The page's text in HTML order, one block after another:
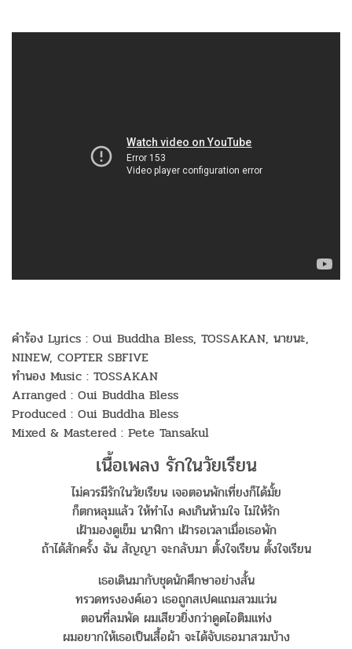
คำร้อง Lyrics : Oui Buddha Bless, TOSSAKAN, นายนะ,
NINEW, COPTER SBFIVE
ทำนอง Music : TOSSAKAN
Arranged : Oui Buddha Bless
Produced : Oui Buddha Bless
Mixed & Mastered : Pete Tansakul
เนื้อเพลง รักในวัยเรียน
ไม่ควรมีรักในวัยเรียน เจอตอนพักเที่ยงก็ได้มั้ย
ก็ตกหลุมแล้ว ให้ทำไง คงเกินห้ามใจ ไม่ให้รัก
เฝ้ามองดูเข็ม นาฬิกา เฝ้ารอเวลาเมื่อเธอพัก
ถ้าได้สักครั้ง ฉัน สัญญา จะกลับมา ตั้งใจเรียน ตั้งใจเรียน
เธอเดินมากับชุดนักศึกษาอย่างสั้น
ทรวดทรงองค์เอว เธอถูกสเปคแถมสวมแว่น
ตอนที่ลมพัด ผมเสียวยิ่งกว่าดูดไอติมแท่ง
ผมอยากให้เธอเป็นเสื้อผ้า จะได้จับเธอมาสวมบ้าง